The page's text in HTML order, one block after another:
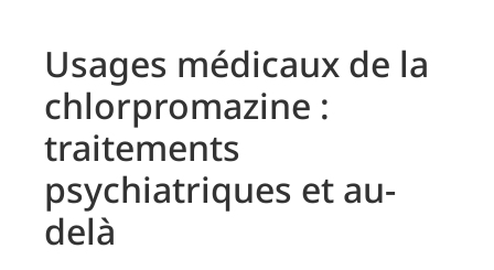
Usages médicaux de la
chlorpromazine :
traitements
psychiatriques et au-
delà